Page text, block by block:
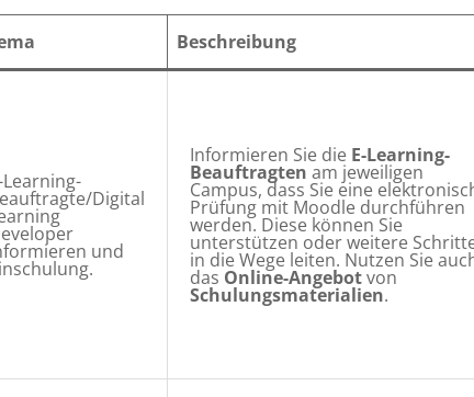
Beschreibung
Learning-
Digital
und
Informieren Sie die E-Learning-
Beauftragten am jeweiligen
Campus, dass Sie eine
Prüfung mit Moodle durchführen
werden. Diese können Sie
unterstützen oder weitere
in die Wege leiten. Nutzen Sie
das Online-Angebotvon
Schulungsmaterialien.